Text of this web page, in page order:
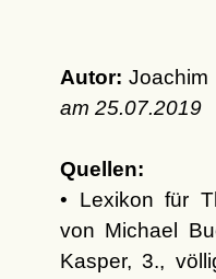
Autor: Joachim
am 25.07.2019
Quellen:
• Lexikon für
von Michael
Kasper, 3.,